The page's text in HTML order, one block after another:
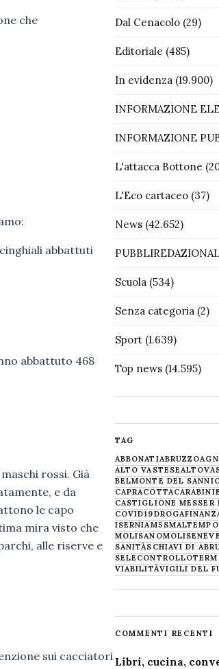
che
abbattuti
abbattuto 468
rossi. Già
e da
le capo
mira visto che
alle riserve e
sui cacciatori
Dal Cenacolo(29)
Editoriale (485)
In evidenza(19.900)
INFORMAZIONE
INFORMAZIONE
L'attacca Bottone
L'Eco cartaceo(37)
News(42.652)
Scuola(534)
Senza categoria(2)
Sport(1.639)
Top news(14.595)
TAG
ABBONATIABRUZZO
ALTO VASTESE
BELMONTE DEL
CAPRACOTTA
CASTIGLIONE MESSER
COVID19DROGA
ISERNIAM5SMALTEMPO
MOLISANOMOLISENEVE
SANITÀSCHIAVI DI
SELECONTROLLO
VIABILITÀVIGILI DEL
COMMENTI RECENTI
Libri, cucina,